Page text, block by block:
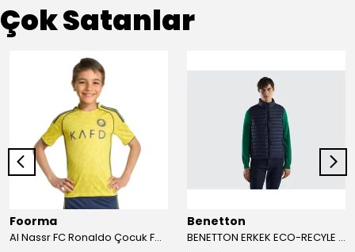
Çok Satanlar
Foorma
Al Nassr FC Ronaldo Çocuk Forma 2'li Takım(Şort/T-Shirt)
Benetton
BENETTON ERKEK ECO-RECYLE DOLGULU PUFA YELEK